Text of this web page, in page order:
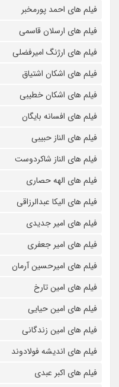
فیلم های احمد پورمخبر
فیلم های ارسلان قاسمی
فیلم های ارژنگ امیرفضلی
فیلم های اشکان اشتیاق
فیلم های اشکان خطیبی
فیلم های افسانه بایگان
فیلم های الناز حبیبی
فیلم های الناز شاکردوست
فیلم های الهه حصاری
فیلم های الیکا عبدالرزاقی
فیلم های امیر جدیدی
فیلم های امیر جعفری
فیلم های امیرحسین آرمان
فیلم های امین تارخ
فیلم های امین حیایی
فیلم های امین زندگانی
فیلم های اندیشه فولادوند
فیلم های اکبر عبدی